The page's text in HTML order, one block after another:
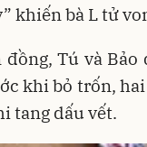
khiến bà L tử
Tú và Bảo
khi bỏ trốn,
tang dấu vết.